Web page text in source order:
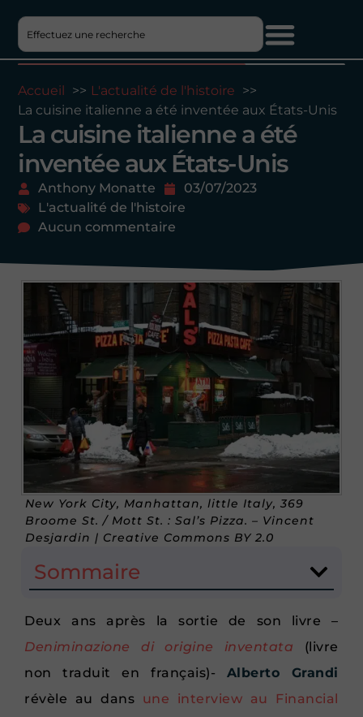
Accueil
L'actualité de l'histoire
La cuisine italienne a été inventée aux États-Unis
La cuisine italienne a été
inventée aux États-Unis
Anthony Monatte
03/07/2023
L'actualité de l'histoire
Aucun commentaire
New York City, Manhattan, little Italy, 369
Broome St. / Mott St. : Sal’s Pizza. – Vincent
Desjardin | Creative Commons BY 2.0
Sommaire
Deux ans après la sortie de son livre –
Deniminazione di origine inventata (livre
non traduit en français)- Alberto Grandi
révèle au dans une interview au Financial